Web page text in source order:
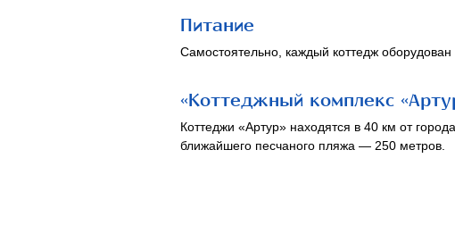
Питание
Самостоятельно, каждый коттедж оборудован
«Коттеджный комплекс
Коттеджи «Артур» находятся в 40 км от
ближайшего песчаного пляжа — 250 метров.